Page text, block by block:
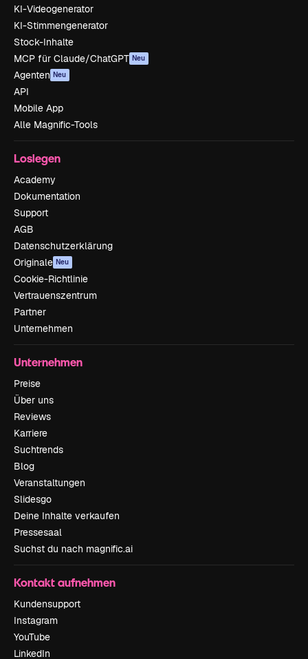
KI-Videogenerator
KI-Stimmengenerator
Stock-Inhalte
MCP für Claude/ChatGPT Neu
Agenten Neu
API
Mobile App
Alle Magnific-Tools
Loslegen
Academy
Dokumentation
Support
AGB
Datenschutzerklärung
Originale Neu
Cookie-Richtlinie
Vertrauenszentrum
Partner
Unternehmen
Unternehmen
Preise
Über uns
Reviews
Karriere
Suchtrends
Blog
Veranstaltungen
Slidesgo
Deine Inhalte verkaufen
Pressesaal
Suchst du nach magnific.ai
Kontakt aufnehmen
Kundensupport
Instagram
YouTube
LinkedIn